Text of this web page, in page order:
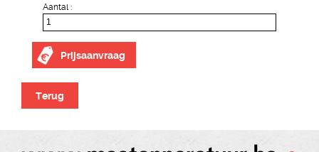
Aantal :
Prijsaanvraag
Terug